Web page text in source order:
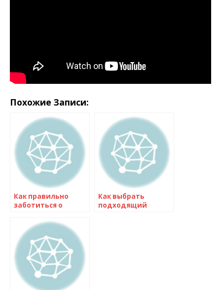
Похожие Записи:
Как правильно
заботиться о
советы и
рекомендации
Как выбрать
подходящий